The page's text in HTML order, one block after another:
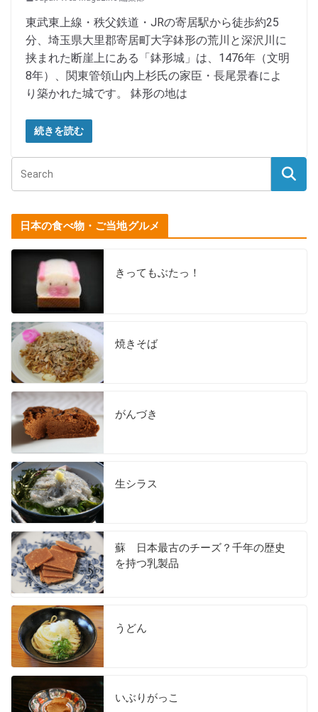
東武東上線・秩父鉄道・JRの寄居駅から徒歩約25
分、埼玉県大里郡寄居町大字鉢形の荒川と深沢川に
挟まれた断崖上にある「鉢形城」は、1476年（文明
8年）、関東管領山内上杉氏の家臣・長尾景春によ
り築かれた城です。 鉢形の地は
続きを読む
日本の食べ物・ご当地グルメ
きってもぶたっ！
焼きそば
がんづき
生シラス
蘇 日本最古のチーズ？千年の歴史
を持つ乳製品
うどん
いぶりがっこ